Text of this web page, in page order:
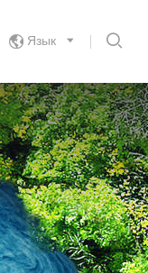

Язык 